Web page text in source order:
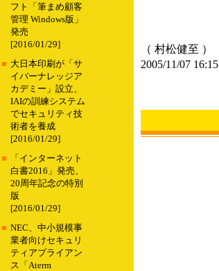
フト「筆まめ顧客
管理 Windows版」
発売
[2016/01/29]
■ 大日本印刷が「サ
イバーナレッジア
カデミー」設立、
IAIの訓練システム
でセキュリティ技
術者を養成
[2016/01/29]
■
「インターネット
白書2016」発売、
20周年記念の特別
版
[2016/01/29]
■ NEC、中小規模事
業者向けセキュリ
ティアプライアン
ス「Aterm
（ 村松健至 ）
2005/11/07 16:15